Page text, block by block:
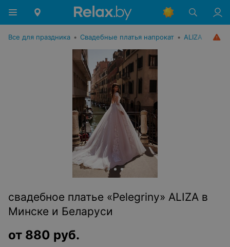
Все для праздника • Свадебные платья напрокат • ALIZA
свадебное платье «Pelegriny» ALIZA в
Минске и Беларуси
от 880 руб.